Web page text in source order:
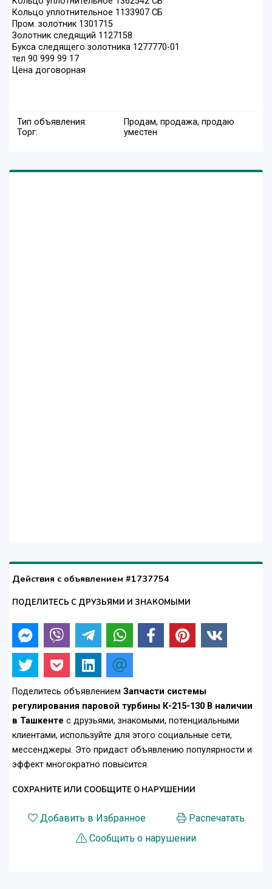
Кольцо уплотнительное 1133907 СБ
Пром. золотник 1301715
Золотник следящий 1127158
Букса следящего золотника 1277770-01
тел 90 999 99 17
Цена договорная
Тип объявления:
Продам, продажа, продаю
Торг:
уместен
Действия с объявлением #1737754
ПОДЕЛИТЕСЬ С ДРУЗЬЯМИ И ЗНАКОМЫМИ
Поделитесь объявлением Запчасти системы
регулирования паровой турбины К-215-130 В наличии
в Ташкенте с друзьями, знакомыми, потенциальными
клиентами, используйте для этого социальные сети,
мессенджеры. Это придаст объявлению популярности и
эффект многократно повысится.
СОХРАНИТЕ ИЛИ СООБЩИТЕ О НАРУШЕНИИ
Добавить в Избранное
Распечатать
Сообщить о нарушении